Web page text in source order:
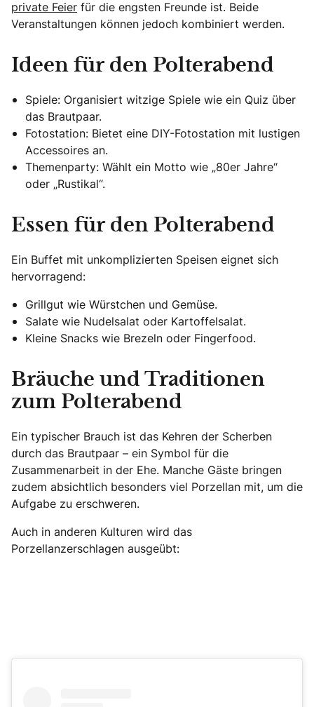
private Feier für die engsten Freunde ist. Beide
Veranstaltungen können jedoch kombiniert werden.
Ideen für den Polterabend
Spiele: Organisiert witzige Spiele wie ein Quiz über
das Brautpaar.
Fotostation: Bietet eine DIY-Fotostation mit lustigen
Accessoires an.
Themenparty: Wählt ein Motto wie „80er Jahre“
oder „Rustikal“.
Essen für den Polterabend
Ein Buffet mit unkomplizierten Speisen eignet sich
hervorragend:
Grillgut wie Würstchen und Gemüse.
Salate wie Nudelsalat oder Kartoffelsalat.
Kleine Snacks wie Brezeln oder Fingerfood.
Bräuche und Traditionen
zum Polterabend
Ein typischer Brauch ist das Kehren der Scherben
durch das Brautpaar – ein Symbol für die
Zusammenarbeit in der Ehe. Manche Gäste bringen
zudem absichtlich besonders viel Porzellan mit, um die
Aufgabe zu erschweren.
Auch in anderen Kulturen wird das
Porzellanzerschlagen ausgeübt: